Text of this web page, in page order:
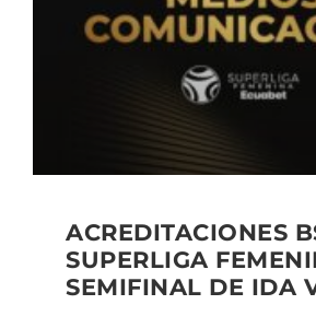
ACREDITACIONES
SUPERLIGA
SEMIFINAL DE IDA